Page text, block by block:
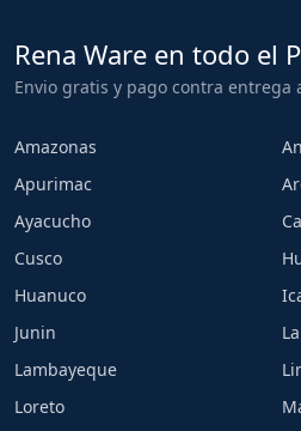
Rena Ware en todo el
Envio gratis y pago contra entrega
Amazonas
Apurimac
Ayacucho
Cusco
Huanuco
Junin
Lambayeque
Loreto